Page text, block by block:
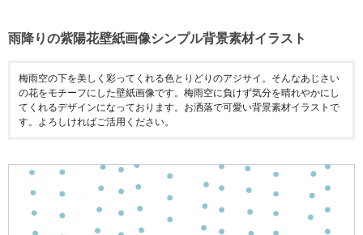
雨降りの紫陽花壁紙画像シンプル背景素材イラスト
梅雨空の下を美しく彩ってくれる色とりどりのアジサイ。そんなあじさい
の花をモチーフにした壁紙画像です。梅雨空に負けず気分を晴れやかにし
てくれるデザインになっております。お洒落で可愛い背景素材イラストで
す。よろしければご活用ください。